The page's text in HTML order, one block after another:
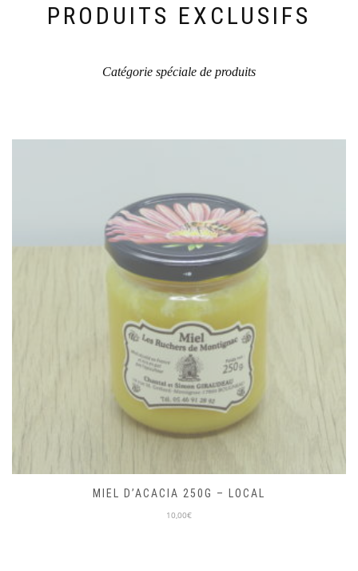
PRODUITS EXCLUSIFS
Catégorie spéciale de produits
MIEL D’ACACIA 250G – LOCAL
10,00€